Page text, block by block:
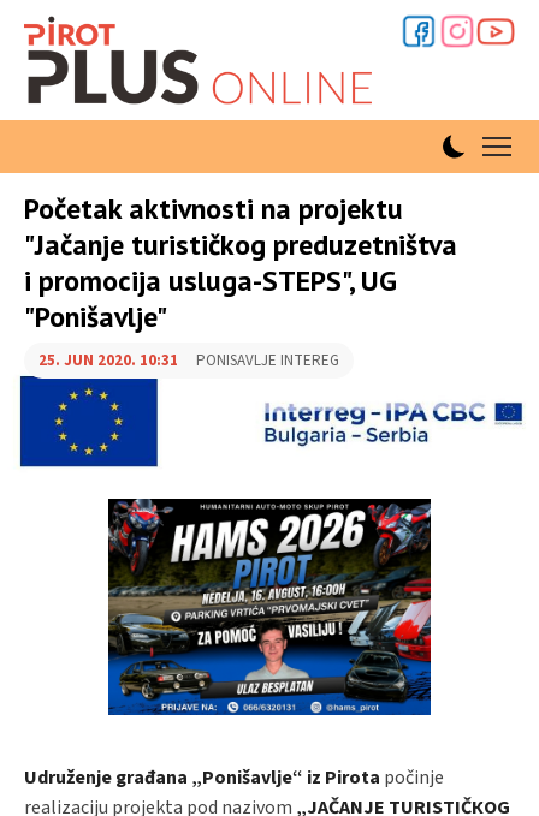
Početak aktivnosti na projektu
"Jačanje turističkog preduzetništva
i promocija usluga-STEPS", UG
"Ponišavlje"
25. JUN 2020. 10:31 PONISAVLJE INTEREG
Udruženje građana „Ponišavlje“ iz Pirota počinje
realizaciju projekta pod nazivom „JAČANJE TURISTIČКOG